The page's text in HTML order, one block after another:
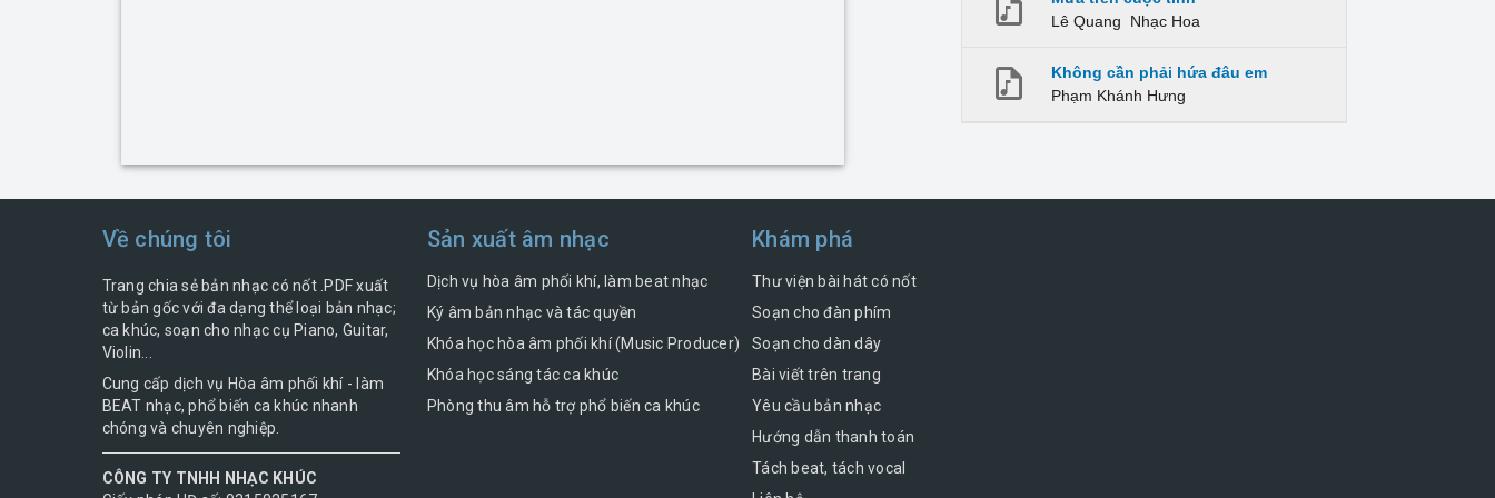
Lê Quang
Nhạc Hoa
Không cần phải hứa đâu em
Phạm Khánh Hưng
Về chúng tôi
Trang chia sẻ bản nhạc có nốt .PDF xuất
từ bản gốc với đa dạng thể loại bản nhạc;
ca khúc, soạn cho nhạc cụ Piano, Guitar,
Violin...
Cung cấp dịch vụ Hòa âm phối khí - làm
BEAT nhạc, phổ biến ca khúc nhanh
chóng và chuyên nghiệp.
CÔNG TY TNHH NHẠC KHÚC
Sản xuất âm nhạc
Dịch vụ hòa âm phối khí, làm beat nhạc
Ký âm bản nhạc và tác quyền
Khóa học hòa âm phối khí (Music Producer)
Khóa học sáng tác ca khúc
Phòng thu âm hỗ trợ phổ biến ca khúc
Khám phá
Thư viện bài hát có nốt
Soạn cho đàn phím
Soạn cho dàn dây
Bài viết trên trang
Yêu cầu bản nhạc
Hướng dẫn thanh toán
Tách beat, tách vocal